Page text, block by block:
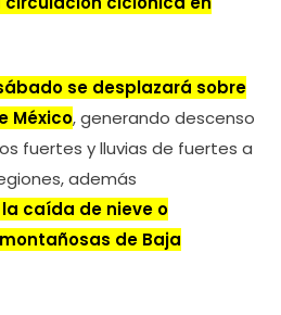
se desplazará sobre
México, generando descenso
fuertes y lluvias de fuertes a
además
caída de nieve o
de Baja